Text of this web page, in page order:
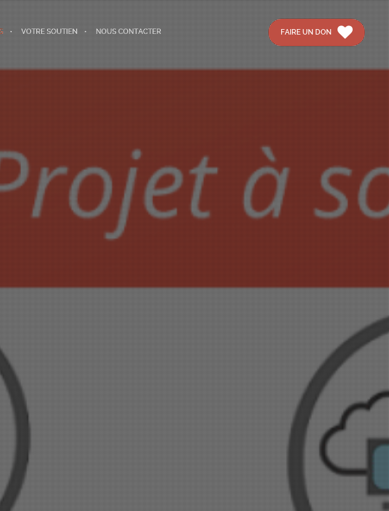
VOTRE SOUTIEN NOUS CONTACTER FAIRE UN DON